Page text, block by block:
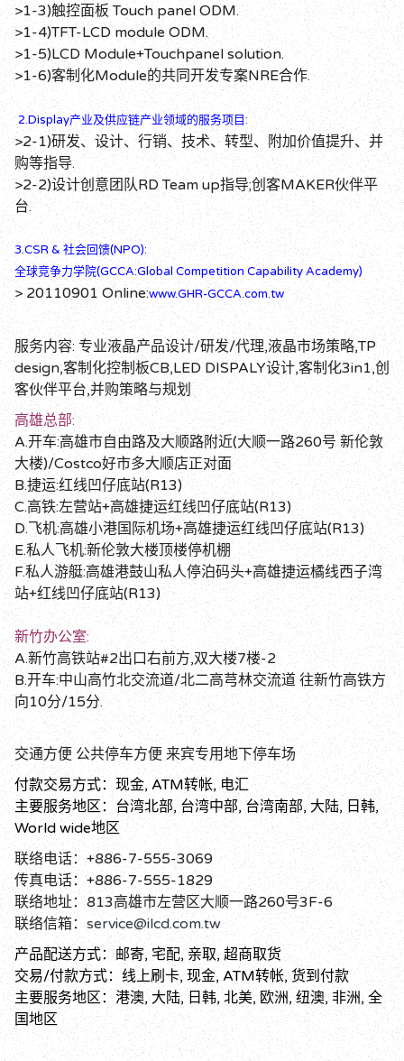
>1-3)触控面板 Touch panel ODM.
>1-4)TFT-LCD module ODM.
>1-5)LCD Module+Touchpanel solution.
>1-6)客制化Module的共同开发专案NRE合作.
2.Display产业及供应链产业领域的服务项目:
>2-1)研发、设计、行销、技术、转型、附加价值提升、并
购等指导.
>2-2)设计创意团队RD Team up指导;创客MAKER伙伴平
台.
3.CSR & 社会回馈(NPO):
全球竞争力学院(GCCA:Global Competition Capability Academy)
> 20110901 Online:www.GHR-GCCA.com.tw
服务内容: 专业液晶产品设计/研发/代理,液晶市场策略,TP
design,客制化控制板CB,LED DISPALY设计,客制化3in1,创
客伙伴平台,并购策略与规划
高雄总部:
A.开车:高雄市自由路及大顺路附近(大顺一路260号 新伦敦
大楼)/Costco好市多大顺店正对面
B.捷运:红线凹仔底站(R13)
C.高铁:左营站+高雄捷运红线凹仔底站(R13)
D.飞机:高雄小港国际机场+高雄捷运红线凹仔底站(R13)
E.私人飞机:新伦敦大楼顶楼停机棚
F.私人游艇:高雄港鼓山私人停泊码头+高雄捷运橘线西子湾
站+红线凹仔底站(R13)
新竹办公室:
A.新竹高铁站#2出口右前方,双大楼7楼-2
B.开车:中山高竹北交流道/北二高芎林交流道 往新竹高铁方
向10分/15分.
交通方便 公共停车方便 来宾专用地下停车场
付款交易方式：现金, ATM转帐, 电汇
主要服务地区：台湾北部, 台湾中部, 台湾南部, 大陆, 日韩,
World wide地区
联络电话：+886-7-555-3069
传真电话：+886-7-555-1829
联络地址：813高雄市左营区大顺一路260号3F-6
联络信箱： service@ilcd.com.tw
产品配送方式：邮寄, 宅配, 亲取, 超商取货
交易/付款方式：线上刷卡, 现金, ATM转帐, 货到付款
主要服务地区：港澳, 大陆, 日韩, 北美, 欧洲, 纽澳, 非洲, 全
国地区